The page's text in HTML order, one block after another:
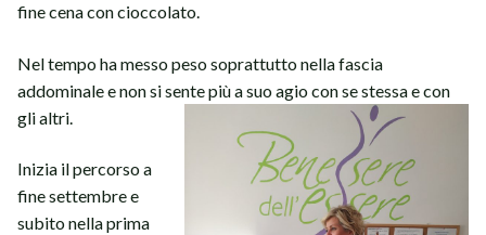
fine cena con cioccolato.
Nel tempo ha messo peso soprattutto nella fascia
addominale e non si sente più a suo agio con se stessa e con
gli altri.
Inizia il percorso a
fine settembre e
subito nella prima